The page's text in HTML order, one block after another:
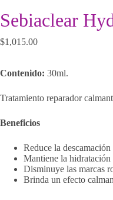
Sebiaclear
$1,015.00
Contenido: 30ml.
Tratamiento reparador
Beneficios
Reduce la descamación
Mantiene la hidratación
Disminuye las marcas
Brinda un efecto